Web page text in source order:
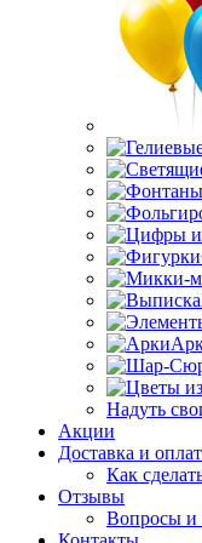
Надуть
Акции
Доставка и
Как
Отзывы
Вопросы и